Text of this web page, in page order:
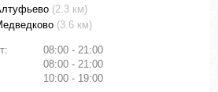
(2.3 км)
(3.6 км)
08:00 - 21:00
08:00 - 21:00
10:00 - 19:00